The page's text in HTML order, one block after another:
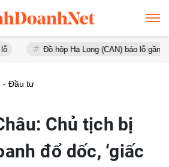
hộp Hạ Long (CAN) báo lỗ gần 16 tỷ đồng,
- Đầu tư
Chủ tịch bị
đổ dốc, ‘giấc